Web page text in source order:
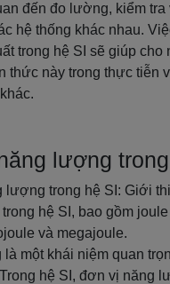
đến đo lường, kiểm tra
hệ thống khác nhau.
trong hệ SI sẽ giúp cho
thức này trong thực tiễn
lượng
trong hệ SI: Giới
hệ SI, bao gồm
và megajoule.
một khái niệm quan
hệ SI, đơn vị năng